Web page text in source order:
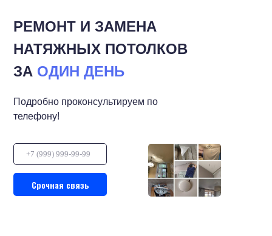
РЕМОНТ И ЗАМЕНА
НАТЯЖНЫХ ПОТОЛКОВ
ЗА ОДИН ДЕНЬ
Подробно проконсультируем по
телефону!
Срочная связь